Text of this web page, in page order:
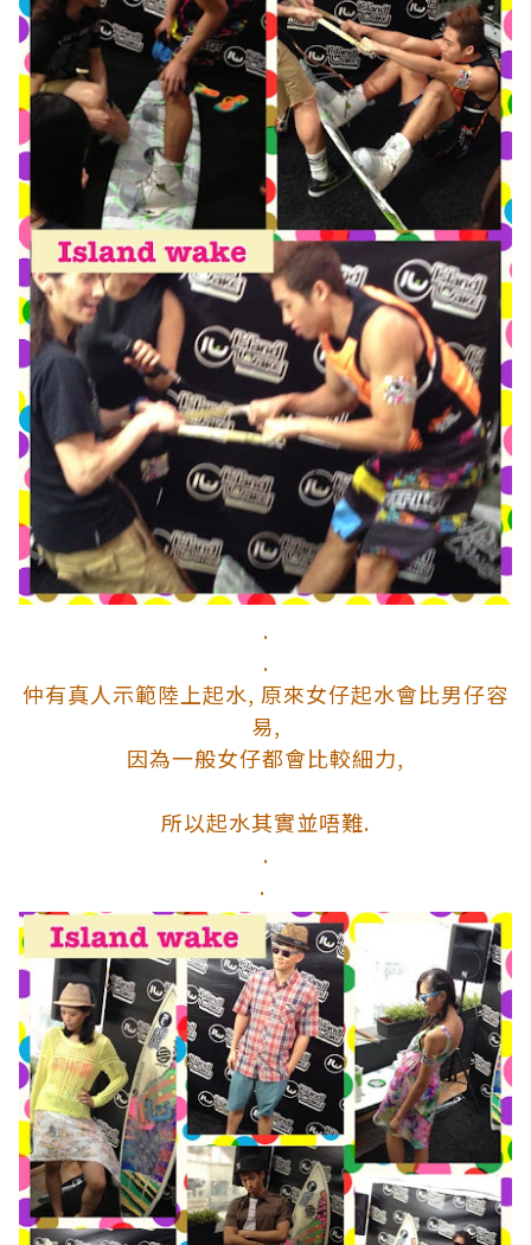
.
.
仲有真人示範陸上起水, 原來女仔起水會比男仔容
易,
因為一般女仔都會比較細力,
所以起水其實並唔難.
.
.